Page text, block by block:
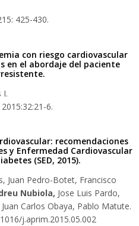
425-430.
con riesgo cardiovascular
en el abordaje del paciente
I.
6.
recomendaciones
y Enfermedad Cardiovascular
(SED, 2015).
Juan Pedro-Botet, Francisco
Nubiola, Jose Luis Pardo,
Carlos Obaya, Pablo Matute.
j.aprim.2015.05.002